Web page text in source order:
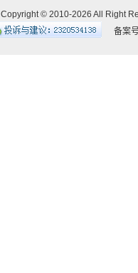
Copyright © 2010-2026 All Right
备案